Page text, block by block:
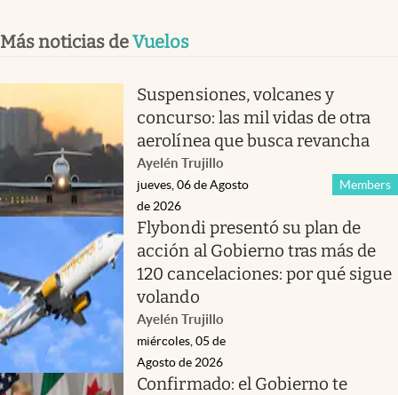
Más noticias deVuelos
Suspensiones, volcanes y
concurso: las mil vidas de otra
aerolínea que busca revancha
Ayelén Trujillo
Members
jueves, 06 de Agosto
de 2026
Flybondi presentó su plan de
acción al Gobierno tras más de
120 cancelaciones: por qué sigue
volando
Ayelén Trujillo
miércoles, 05 de
Agosto de 2026
Confirmado: el Gobierno te